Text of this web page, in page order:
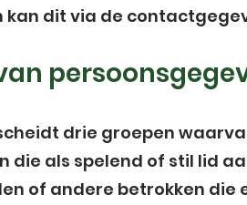
kan dit via de
drie groepen
die als spelend of stil lid
of andere betrokken